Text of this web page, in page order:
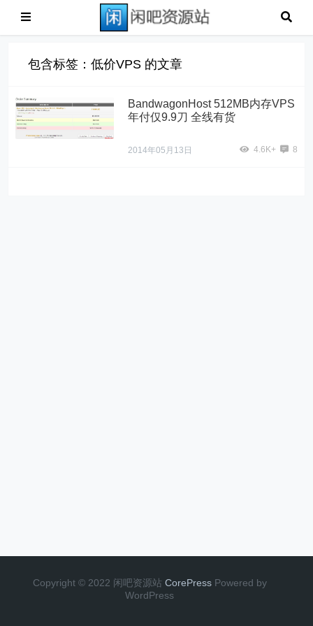
包含标签：低价VPS 的文章
BandwagonHost 512MB内存VPS
年付仅9.9刀 全线有货
2014年05月13日 4.6K+ 8
Copyright © 2022 闲吧资源站 CorePress Powered by
WordPress